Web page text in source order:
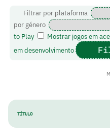
Filtrar por plataforma
por género
to Play
Mostrar jogos em
em desenvolvimento
TÍTULO